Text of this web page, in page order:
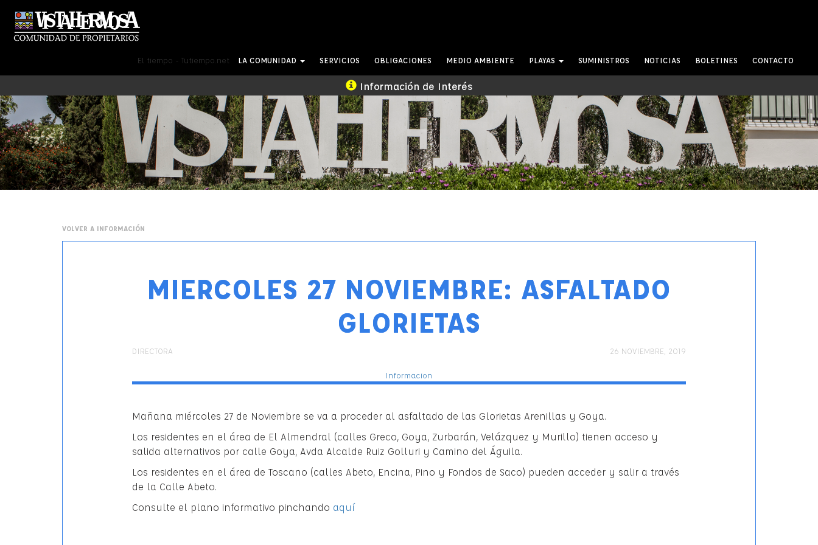
El tiempo - Tutiempo.net LA COMUNIDAD SERVICIOS OBLIGACIONES MEDIO AMBIENTE PLAYAS SUMINISTROS NOTICIAS BOLETINES CONTACTO
Información de Interés
VOLVER A INFORMACIÓN
MIERCOLES 27 NOVIEMBRE: ASFALTADO
GLORIETAS
AUTOR
DIRECTORA
PUBLICADO
26 NOVIEMBRE, 2019
Informacion
Mañana miércoles 27 de Noviembre se va a proceder al asfaltado de las Glorietas Arenillas y Goya.
Los residentes en el área de El Almendral (calles Greco, Goya, Zurbarán, Velázquez y Murillo) tienen acceso y
salida alternativos por calle Goya, Avda Alcalde Ruiz Golluri y Camino del Águila.
Los residentes en el área de Toscano (calles Abeto, Encina, Pino y Fondos de Saco) pueden acceder y salir a través
de la Calle Abeto.
Consulte el plano informativo pinchando aquí